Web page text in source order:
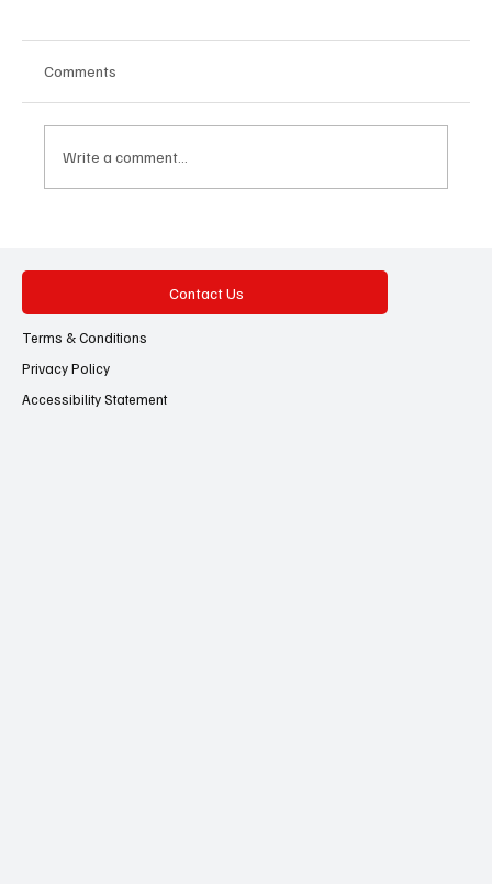
രാജ്യത്ത് ബമ്പർ മൺസൂണിന്
സാധ്യതയെന്ന് പ്രവചനം!
Comments
Write a comment...
Contact Us
Terms & Conditions
Privacy Policy
Accessibility Statement